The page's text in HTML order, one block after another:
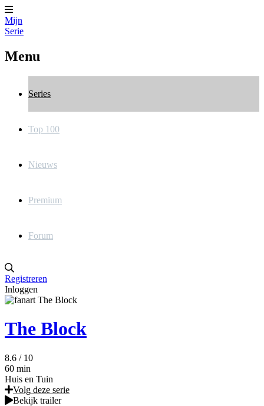
Mijn
Serie
Menu
Series
Top 100
Nieuws
Premium
Forum
Registreren
Inloggen
The Block
8.6 / 10
60 min
Huis en Tuin
Volg deze serie
Bekijk trailer